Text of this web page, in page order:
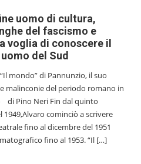
uomo di cultura,
del fascismo e
voglia di conoscere il
del Sud
mondo” di Pannunzio, il suo
malinconie del periodo romano in
di Pino Neri Fin dal quinto
cominciò a scrivere
fino al dicembre del 1951
fino al 1953. “Il […]